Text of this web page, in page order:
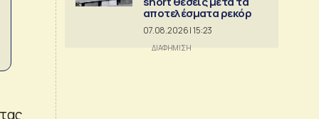
αποτελέσματα ρεκόρ
07.08.2026 | 15:23